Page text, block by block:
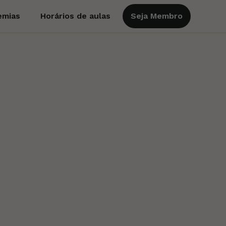
Horários de aulas Seja Membro